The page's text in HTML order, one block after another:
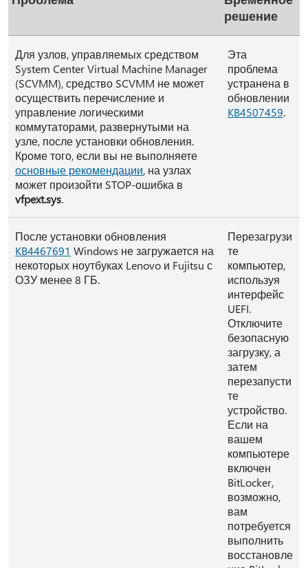
решение
Для узлов, управляемых средством
System Center Virtual Machine Manager
(SCVMM), средство SCVMM не может
осуществить перечисление и
управление логическими
коммутаторами, развернутыми на
узле, после установки обновления.
Кроме того, если вы не выполняете
основные рекомендации, на узлах
может произойти STOP-ошибка в
vfpext.sys.
Эта
проблема
устранена в
обновлении
KB4507459.
После установки обновления
KB4467691 Windows не загружается на
некоторых ноутбуках Lenovo и Fujitsu с
ОЗУ менее 8 ГБ.
Перезагрузи
те
компьютер,
используя
интерфейс
UEFI.
Отключите
безопасную
загрузку, а
затем
перезапусти
те
устройство.
Если на
вашем
компьютере
включен
BitLocker,
возможно,
вам
потребуется
выполнить
восстановле